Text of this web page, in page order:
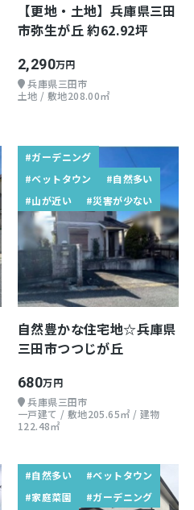
【更地・土地】兵庫県三田
市弥生が丘 約62.92坪
2,290万円
兵庫県三田市
土地 / 敷地208.00㎡
#ガーデニング
#ベットタウン
#自然多い
#山が近い
#災害が少ない
自然豊かな住宅地☆兵庫県
三田市つつじが丘
680万円
兵庫県三田市
一戸建て / 敷地205.65㎡ / 建物
122.48㎡
#自然多い
#ベットタウン
#家庭菜園
#ガーデニング